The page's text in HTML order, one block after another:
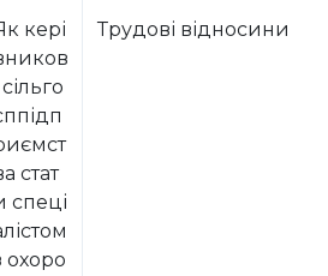
кері
сільго
стат
спеці
охоро
Трудові відносини